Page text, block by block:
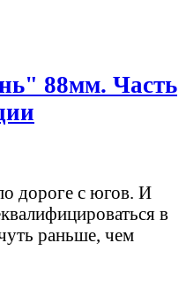
88мм. Часть
дороге с югов. И
в
раньше, чем